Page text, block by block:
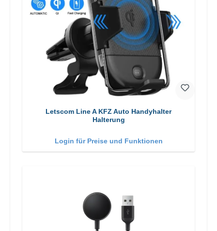
Letscom Line A KFZ Auto Handyhalter
Halterung
Login für Preise und Funktionen